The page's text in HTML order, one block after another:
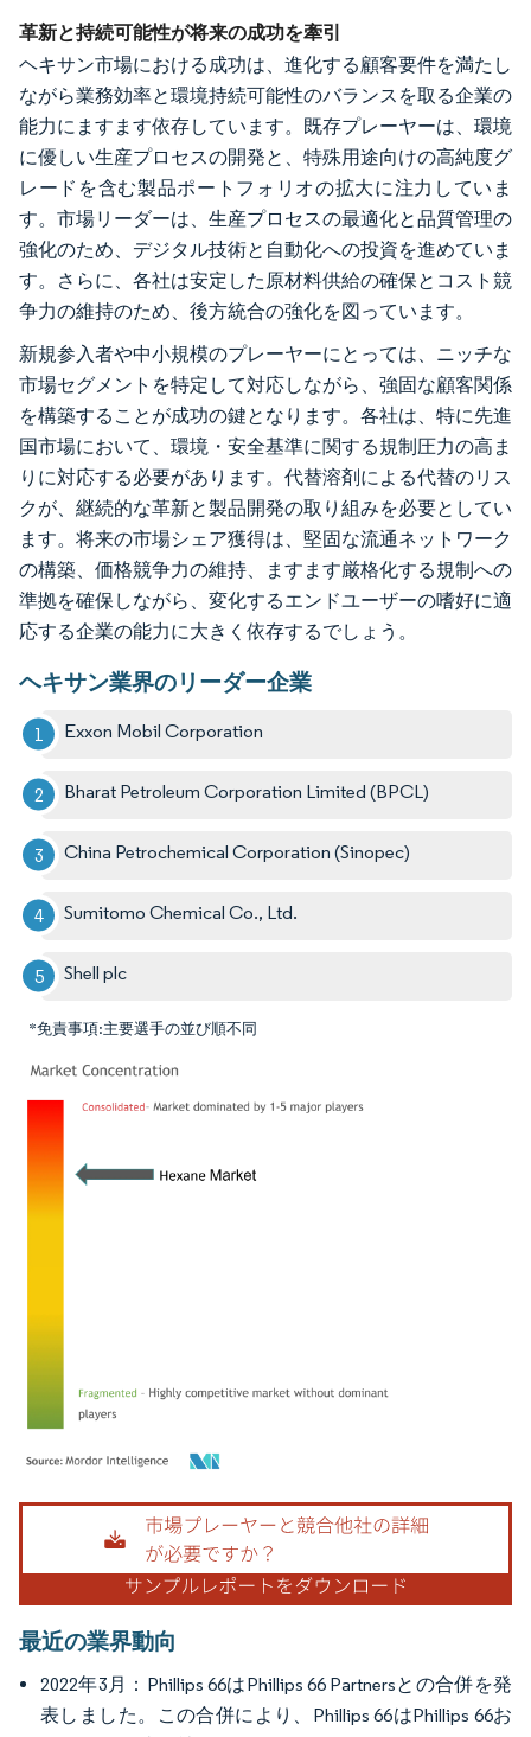
革新と持続可能性が将来の成功を牽引
ヘキサン市場における成功は、進化する顧客要件を満たし
ながら業務効率と環境持続可能性のバランスを取る企業の
能力にますます依存しています。既存プレーヤーは、環境
に優しい生産プロセスの開発と、特殊用途向けの高純度グ
レードを含む製品ポートフォリオの拡大に注力していま
す。市場リーダーは、生産プロセスの最適化と品質管理の
強化のため、デジタル技術と自動化への投資を進めていま
す。さらに、各社は安定した原材料供給の確保とコスト競
争力の維持のため、後方統合の強化を図っています。
新規参入者や中小規模のプレーヤーにとっては、ニッチな
市場セグメントを特定して対応しながら、強固な顧客関係
を構築することが成功の鍵となります。各社は、特に先進
国市場において、環境・安全基準に関する規制圧力の高ま
りに対応する必要があります。代替溶剤による代替のリス
クが、継続的な革新と製品開発の取り組みを必要としてい
ます。将来の市場シェア獲得は、堅固な流通ネットワーク
の構築、価格競争力の維持、ますます厳格化する規制への
準拠を確保しながら、変化するエンドユーザーの嗜好に適
応する企業の能力に大きく依存するでしょう。
ヘキサン業界のリーダー企業
Exxon Mobil Corporation
Bharat Petroleum Corporation Limited (BPCL)
China Petrochemical Corporation (Sinopec)
Sumitomo Chemical Co., Ltd.
Shell plc
*免責事項:主要選手の並び順不同
画像 © Mordor Intelligence。再利用にはCC BY 4.0の表示が必要です。
最近の業界動向
2022年3月：Phillips 66はPhillips 66 Partnersとの合併を発
表しました。この合併により、Phillips 66はPhillips 66お